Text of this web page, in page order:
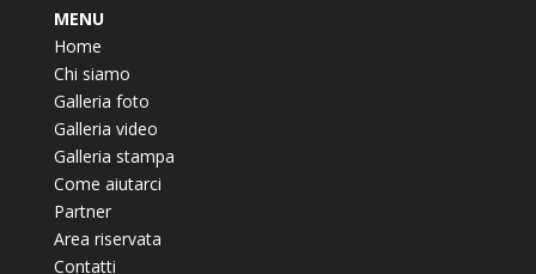
MENU
Home
Chi siamo
Galleria foto
Galleria video
Galleria stampa
Come aiutarci
Partner
Area riservata
Contatti